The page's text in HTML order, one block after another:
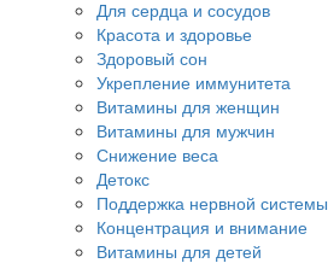
Для сердца и сосудов
Красота и здоровье
Здоровый сон
Укрепление иммунитета
Витамины для женщин
Витамины для мужчин
Снижение веса
Детокс
Поддержка нервной системы
Концентрация и внимание
Витамины для детей